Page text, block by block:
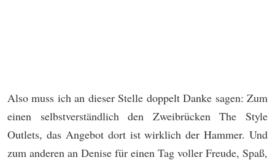
Also muss ich an dieser Stelle doppelt Danke sagen: Zum
einen selbstverständlich den Zweibrücken The Style
Outlets, das Angebot dort ist wirklich der Hammer. Und
zum anderen an Denise für einen Tag voller Freude, Spaß,